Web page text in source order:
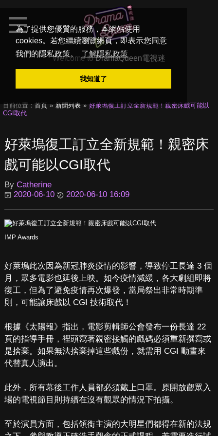
為了提供您優質的服務，本網站使用
cookies。若您繼續瀏覽網頁，即表示您同意
我們的隱私政策。
了解隱私政策
我知道了
Welcome toDramaQueen電視迷
目前位置： 首頁 新聞列表
好萊塢復工訂立全新規範！親密床戲可能以
CGI取代
好萊塢復工訂立全新規範！親密床
戲可能以CGI取代
By Catherine
2020-06-10
2020-06-10 16:09
IMP Awards
好萊塢此次因為新冠肺炎疫情的影響，導致停工長達 3 個
月，眾多電影也延後上映。如今疫情減緩，各大劇組即將
復工，但為了避免疫情再次爆發，當局祭出非常時期準
則，可能讓床戲以 CGI 技術取代！
根據《太陽報》指出，電影剪輯師公會發布一份長達 22
頁的指導手冊，裡頭寫著親密接觸的戲碼必須重新撰寫或
是捨棄。如果無法捨棄掉這些戲份，就需用 CGI 動畫來
代替真人演出。
此外，所有幕後工作人員都必須戴上口罩。原開放觀眾入
場的電視節目則持續在沒有觀眾的情況下拍攝。
至於演員方面，包括領銜主演的大明星們都得在新的法規